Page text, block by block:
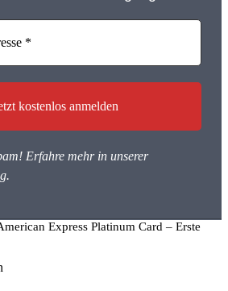
Erfahre mehr in unserer
.
Express Platinum Card – Erste